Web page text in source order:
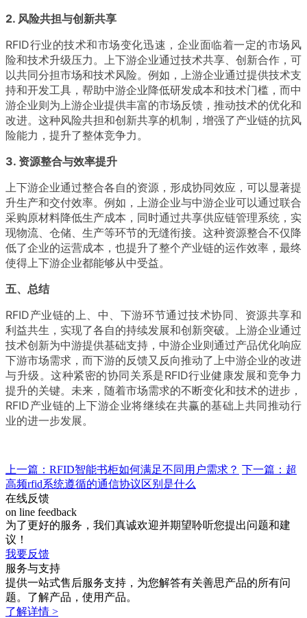
2. 风险共担与创新共享
RFID行业的技术和市场变化迅速，企业面临着一定的市场风
险和技术升级压力。上下游企业通过技术共享、创新合作，可
以共同分担市场和技术风险。例如，上游企业通过提供技术支
持和开发工具，帮助中游企业降低研发成本和技术门槛，而中
游企业则为上游企业提供丰富的市场反馈，推动技术的优化和
改进。这种风险共担和创新共享的机制，增强了产业链的抗风
险能力，提升了整体竞争力。
3. 资源整合与效率提升
上下游企业通过整合各自的资源，形成协同效应，可以显著提
升生产和交付效率。例如，上游企业与中游企业可以通过联合
采购原材料降低生产成本，同时通过共享供应链管理系统，实
现物流、仓储、生产等环节的无缝衔接。这种资源整合不仅降
低了企业的运营成本，也提升了整个产业链的运作效率，最终
使得上下游企业都能够从中受益。
五、总结
RFID产业链的上、中、下游环节通过技术协同、资源共享和
利益共生，实现了各自的持续发展和创新突破。上游企业通过
技术创新为中游提供基础支持，中游企业则通过产品优化响应
下游市场需求，而下游的反馈又反向推动了上中游企业的改进
与升级。这种紧密的协同关系是RFID行业健康发展和竞争力
提升的关键。未来，随着市场需求的不断变化和技术的进步，
RFID产业链的上下游企业将继续在共赢的基础上共同推动行
业的进一步发展。
上一篇：RFID智能书柜如何满足不同用户需求？ 下一篇：超
高频rfid系统遵循的通信协议区别是什么
在线反馈
on line feedback
为了更好的服务，我们真诚欢迎并期望聆听您提出问题和建
议！
我要反馈
服务与支持
提供一站式售后服务支持，为您解答有关善思产品的所有问
题。了解产品，使用产品。
了解详情 >